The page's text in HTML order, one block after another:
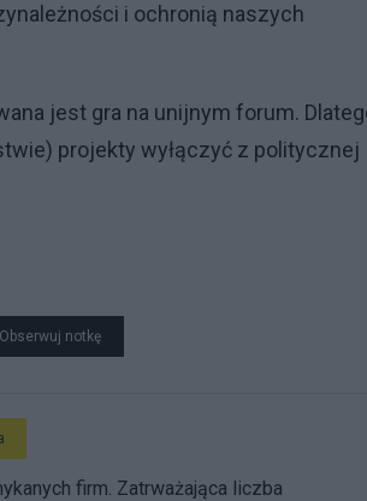
i ochronią naszych
jest gra na unijnym forum.
projekty wyłączyć z politycznej
Obserwuj notkę
firm. Zatrważająca liczba